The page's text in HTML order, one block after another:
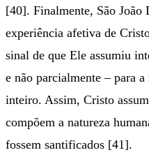
[40]. Finalmente, São João
experiência afetiva de
sinal de que Ele assumiu
e não parcialmente – para
inteiro. Assim, Cristo
compõem a natureza
fossem santificados [41].